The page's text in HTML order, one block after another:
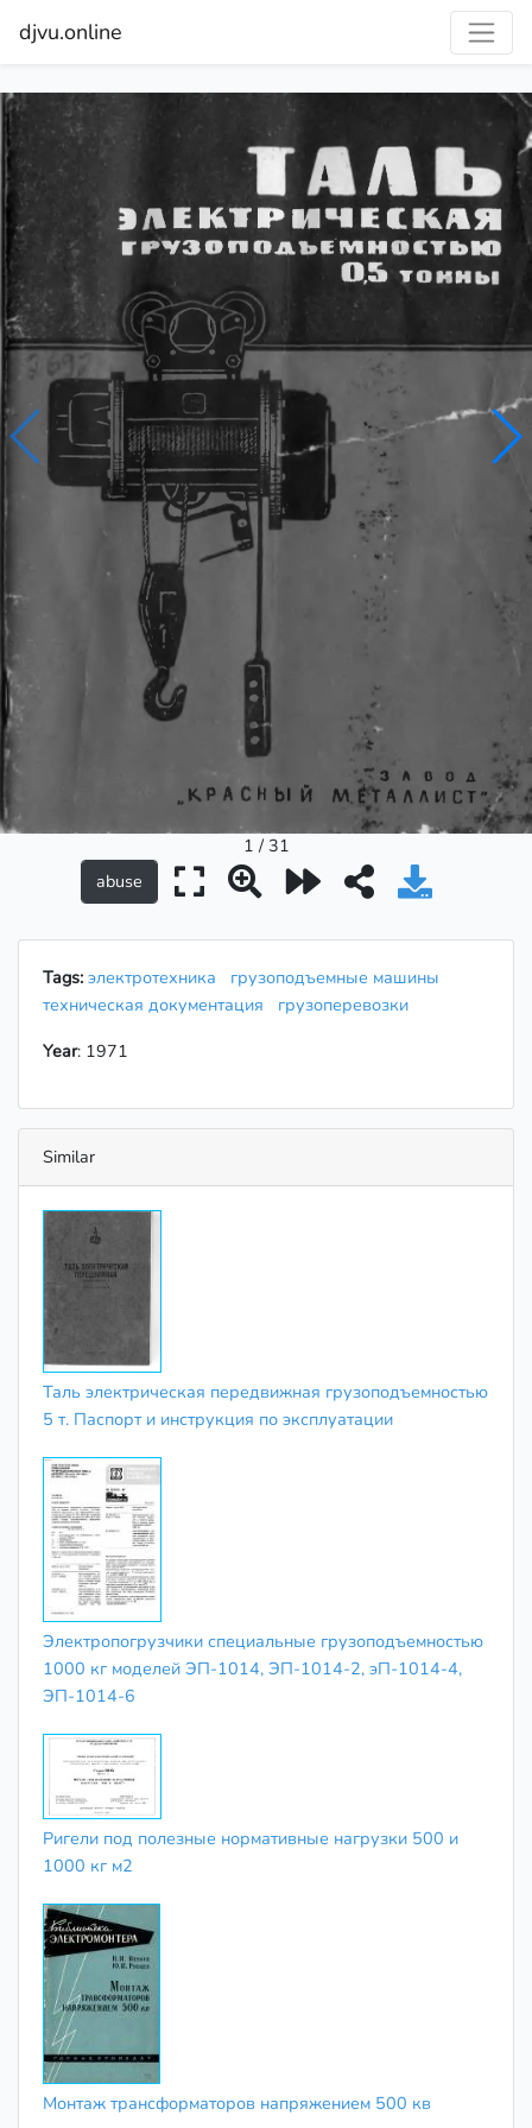
djvu.online
1 / 31
Tags: электротехника
грузоподъемные машины
техническая документация
грузоперевозки
Year: 1971
Similar
Таль электрическая передвижная грузоподъемностью
5 т. Паспорт и инструкция по эксплуатации
Электропогрузчики специальные грузоподъемностью
1000 кг моделей ЭП-1014, ЭП-1014-2, эП-1014-4,
ЭП-1014-6
Ригели под полезные нормативные нагрузки 500 и
1000 кг м2
Монтаж трансформаторов напряжением 500 кв